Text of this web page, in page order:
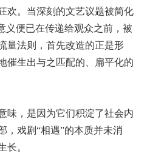
欢。当深刻的文艺议题被简化
义便已在传递给观众之前，被
量法则，首先改造的正是形
催生出与之匹配的、扁平化的
味，是因为它们积淀了社会内
，戏剧“相遇”的本质并未消
长。